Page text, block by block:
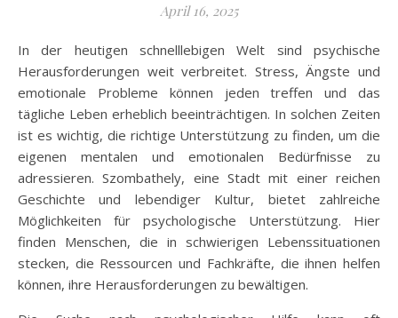
April 16, 2025
In der heutigen schnelllebigen Welt sind psychische
Herausforderungen weit verbreitet. Stress, Ängste und
emotionale Probleme können jeden treffen und das
tägliche Leben erheblich beeinträchtigen. In solchen Zeiten
ist es wichtig, die richtige Unterstützung zu finden, um die
eigenen mentalen und emotionalen Bedürfnisse zu
adressieren. Szombathely, eine Stadt mit einer reichen
Geschichte und lebendiger Kultur, bietet zahlreiche
Möglichkeiten für psychologische Unterstützung. Hier
finden Menschen, die in schwierigen Lebenssituationen
stecken, die Ressourcen und Fachkräfte, die ihnen helfen
können, ihre Herausforderungen zu bewältigen.